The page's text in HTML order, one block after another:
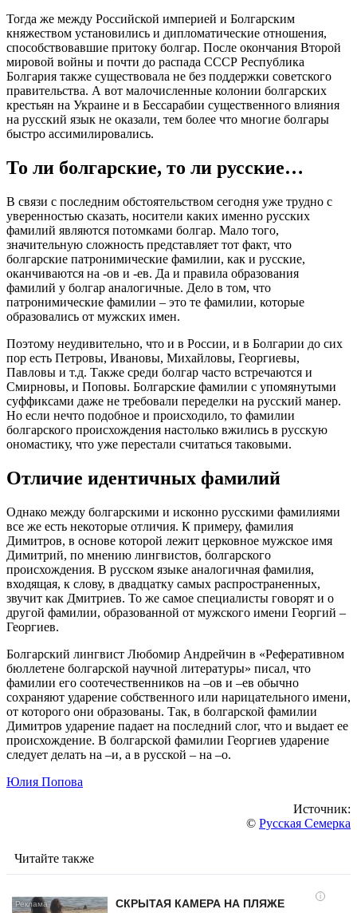
Тогда же между Российской империей и Болгарским
княжеством установились и дипломатические отношения,
способствовавшие притоку болгар. После окончания Второй
мировой войны и почти до распада СССР Республика
Болгария также существовала не без поддержки советского
правительства. А вот малочисленные колонии болгарских
крестьян на Украине и в Бессарабии существенного влияния
на русский язык не оказали, тем более что многие болгары
быстро ассимилировались.
То ли болгарские, то ли русские…
В связи с последним обстоятельством сегодня уже трудно с
уверенностью сказать, носители каких именно русских
фамилий являются потомками болгар. Мало того,
значительную сложность представляет тот факт, что
болгарские патронимические фамилии, как и русские,
оканчиваются на -ов и -ев. Да и правила образования
фамилий у болгар аналогичные. Дело в том, что
патронимические фамилии – это те фамилии, которые
образовались от мужских имен.
Поэтому неудивительно, что и в России, и в Болгарии до сих
пор есть Петровы, Ивановы, Михайловы, Георгиевы,
Павловы и т.д. Также среди болгар часто встречаются и
Смирновы, и Поповы. Болгарские фамилии с упомянутыми
суффиксами даже не требовали переделки на русский манер.
Но если нечто подобное и происходило, то фамилии
болгарского происхождения настолько вжились в русскую
ономастику, что уже перестали считаться таковыми.
Отличие идентичных фамилий
Однако между болгарскими и исконно русскими фамилиями
все же есть некоторые отличия. К примеру, фамилия
Димитров, в основе которой лежит церковное мужское имя
Димитрий, по мнению лингвистов, болгарского
происхождения. В русском языке аналогичная фамилия,
входящая, к слову, в двадцатку самых распространенных,
звучит как Дмитриев. То же самое специалисты говорят и о
другой фамилии, образованной от мужского имени Георгий –
Георгиев.
Болгарский лингвист Любомир Андрейчин в «Реферативном
бюллетене болгарской научной литературы» писал, что
фамилии его соотечественников на –ов и –ев обычно
сохраняют ударение собственного или нарицательного имени,
от которого они образованы. Так, в болгарской фамилии
Димитров ударение падает на последний слог, что и выдает ее
происхождение. В болгарской фамилии Георгиев ударение
следует делать на –и, а в русской – на –о.
Юлия Попова
Источник:
© Русская Семерка
Читайте также
i
СКРЫТАЯ КАМЕРА НА ПЛЯЖЕ